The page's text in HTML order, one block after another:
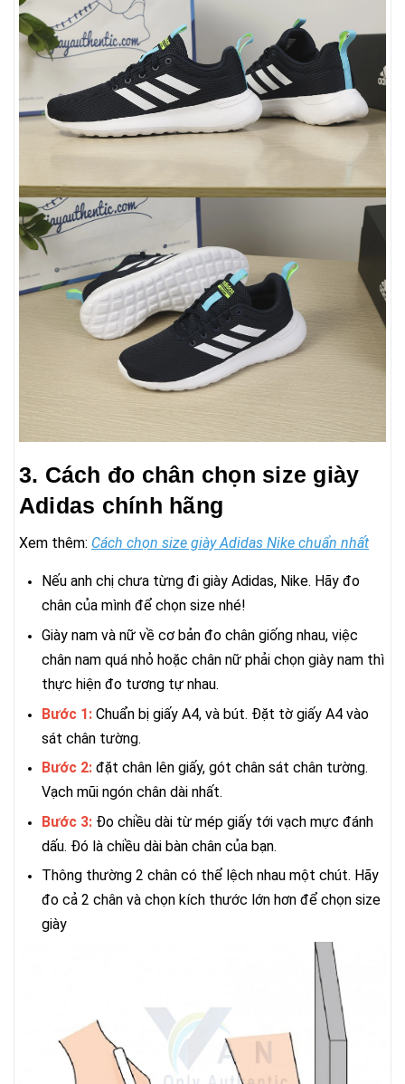
3. Cách đo chân chọn size giày
Adidas chính hãng
Xem thêm: Cách chọn size giày Adidas Nike chuẩn nhất
Nếu anh chị chưa từng đi giày Adidas, Nike. Hãy đo
chân của mình để chọn size nhé!
Giày nam và nữ về cơ bản đo chân giống nhau, việc
chân nam quá nhỏ hoặc chân nữ phải chọn giày nam thì
thực hiện đo tương tự nhau.
Bước 1: Chuẩn bị giấy A4, và bút. Đặt tờ giấy A4 vào
sát chân tường.
Bước 2: đặt chân lên giấy, gót chân sát chân tường.
Vạch mũi ngón chân dài nhất.
Bước 3: Đo chiều dài từ mép giấy tới vạch mực đánh
dấu. Đó là chiều dài bàn chân của bạn.
Thông thường 2 chân có thể lệch nhau một chút. Hãy
đo cả 2 chân và chọn kích thước lớn hơn để chọn size
giày